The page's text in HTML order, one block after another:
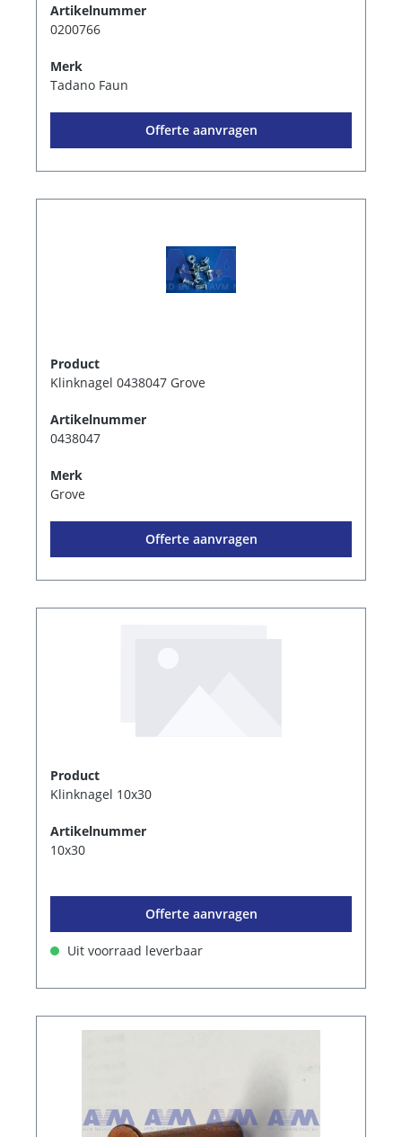
Artikelnummer
0200766
Merk
Tadano Faun
Offerte aanvragen
Product
Klinknagel 0438047 Grove
Artikelnummer
0438047
Merk
Grove
Offerte aanvragen
Product
Klinknagel 10x30
Artikelnummer
10x30
Offerte aanvragen
Uit voorraad leverbaar